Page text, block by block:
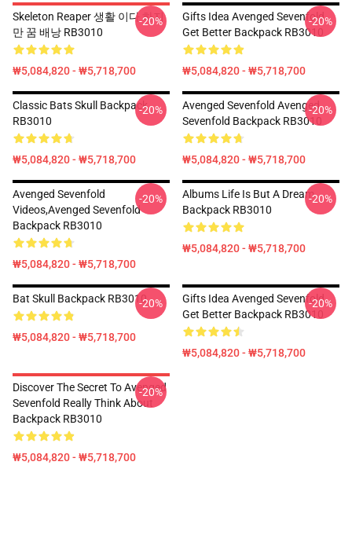
Skeleton Reaper 생활 이다 하지
만 꿈 배낭 RB3010
₩5,084,820 - ₩5,718,700
-20%
Gifts Idea Avenged Sevenfold
Get Better Backpack RB3010
₩5,084,820 - ₩5,718,700
-20%
Classic Bats Skull Backpack
RB3010
₩5,084,820 - ₩5,718,700
-20%
Avenged Sevenfold Avenged
Sevenfold Backpack RB3010
₩5,084,820 - ₩5,718,700
-20%
Avenged Sevenfold
Videos,avenged Sevenfold
Backpack RB3010
₩5,084,820 - ₩5,718,700
-20%
Albums Life Is But A Dream
Backpack RB3010
₩5,084,820 - ₩5,718,700
-20%
Bat Skull Backpack RB3010
₩5,084,820 - ₩5,718,700
-20%
Gifts Idea Avenged Sevenfold
Get Better Backpack RB3010
₩5,084,820 - ₩5,718,700
-20%
Discover The Secret To Avenged
Sevenfold Really Think About
Backpack RB3010
₩5,084,820 - ₩5,718,700
-20%